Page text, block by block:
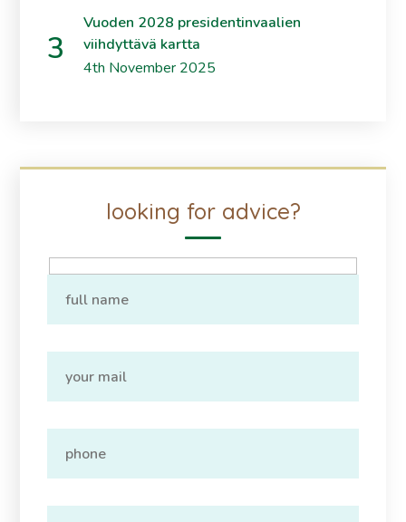
Vuoden 2028 presidentinvaalien
viihdyttävä kartta
4th November 2025
looking for advice?